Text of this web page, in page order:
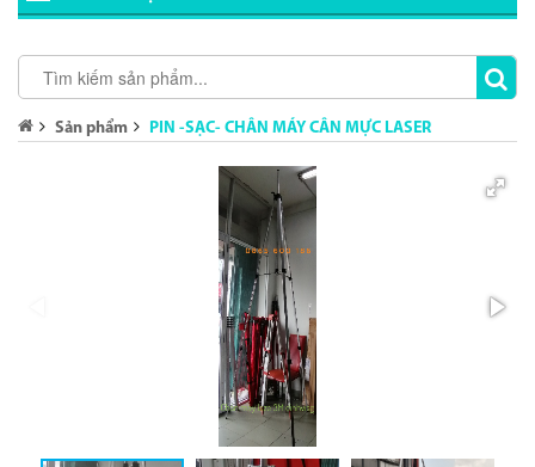
Sản phẩm PIN -SẠC- CHÂN MÁY CÂN MỰC LASER